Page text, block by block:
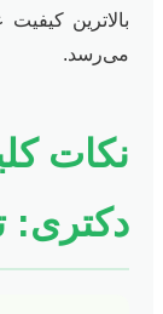
بالاترین
می‌رسد.
نکات
دکتری: